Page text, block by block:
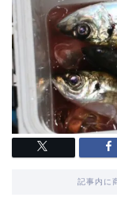
記事内に